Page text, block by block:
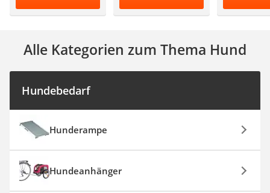
Alle Kategorien zum Thema Hund
Hundebedarf
Hunderampe
Hundeanhänger